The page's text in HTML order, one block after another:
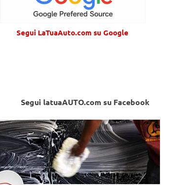
Segui LaTuaAuto.com su Google
Segui latuaAUTO.com su Facebook